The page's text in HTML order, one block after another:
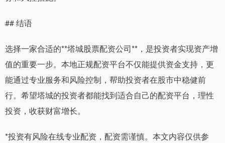
## 结语
选择一家合适的**塔城股票配资公司**，是投资者实现资产增
值的重要一步。本地正规配资平台不仅能提供资金支持，更
能通过专业服务和风险控制，帮助投资者在股市中稳健前
行。希望塔城的投资者都能找到适合自己的配资平台，理性
投资，收获财富增长。
*投资有风险在线专业配资，配资需谨慎。本文内容仅供参